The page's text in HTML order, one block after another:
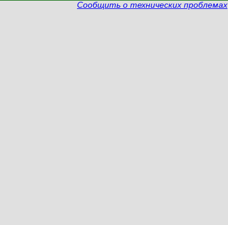
Сообщить о технических проблемах